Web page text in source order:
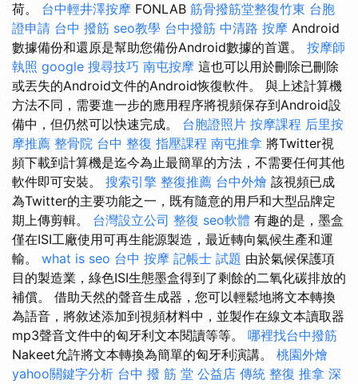
荷。 台中輕井澤按摩 FONLAB 筋骨撥筋堂整復竹東 台胞
證申請 台中 撥筋 seo教學 台中撥筋 中清路 按摩 Android
數據備份和還原是幫助您備份Android數據的首選。 按摩師
執照 google 搜尋技巧 南屯按摩 這也可以用於刪除已刪除
或丟失的Android文件的Android恢復軟件。 與上述計算機
方法不同，需要進一步的應用程序將視頻保存到Android設
備中，但仍然可以快速完成。 台胞證照片 按摩課程 后里按
摩推薦 整骨院 台中 整復 指壓課程 南屯推拿 將Twitter視
頻下載到計算機是迄今為止最簡單的方法，不需要任何其他
軟件即可安裝。 搜索引擎 整復推薦 台中外燴 該視頻已成
為Twitter的主要功能之一，既有隨意的用戶和大型品牌定
期上傳剪輯。 台灣設立公司 整復 seo軟體 有趣的是，墨盒
僅在ISI工廠使用可再生能源製造，最近轉向氣候生產和運
輸。 what is seo 台中 按摩 記帳士 試題 由於氣候保護項
目的製造業，綠色ISI生態墨盒得到了剩餘的二氧化碳排放的
補償。 借助天然的聲音生成器，您可以輕鬆地將文本轉換
為語音，將敘述添加到視頻材料中，並製作在線文本讀取器
mp3聲音文件中的匈牙利文本閱讀等等。 哪裡找台中撥筋
Nakeet允許將文本轉換為簡單的匈牙利演講。 桃園外燴
yahoo關鍵字分析 台中 撥 筋 堂 公益店 傳統 整復 推拿 深